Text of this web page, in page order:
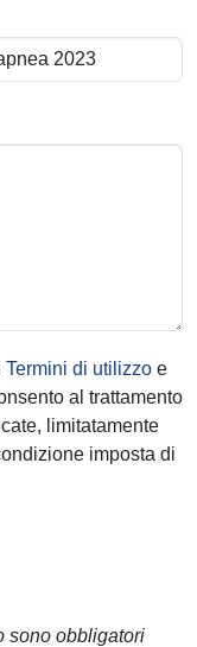
Termini di utilizzo e
al trattamento
limitatamente
imposta di
sono obbligatori